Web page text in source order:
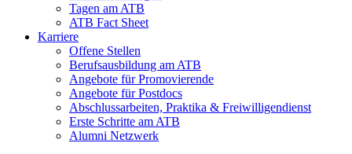
Tagen am ATB
ATB Fact Sheet
Karriere
Offene Stellen
Berufsausbildung am ATB
Angebote für Promovierende
Angebote für Postdocs
Abschlussarbeiten, Praktika & Freiwilligendienst
Erste Schritte am ATB
Alumni Netzwerk